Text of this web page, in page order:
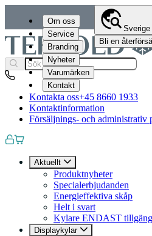
Om oss
Service
Branding
Nyheter
Varumärken
Kontakt
Bli en
Kontakta oss+45 8660 1933
Kontaktinformation
Försäljnings- och administrativ
Aktuellt
Produktnyheter
Specialerbjudanden
Energieffektiva skåp
Helt i svart
Kylare ENDAST
Displaykylar